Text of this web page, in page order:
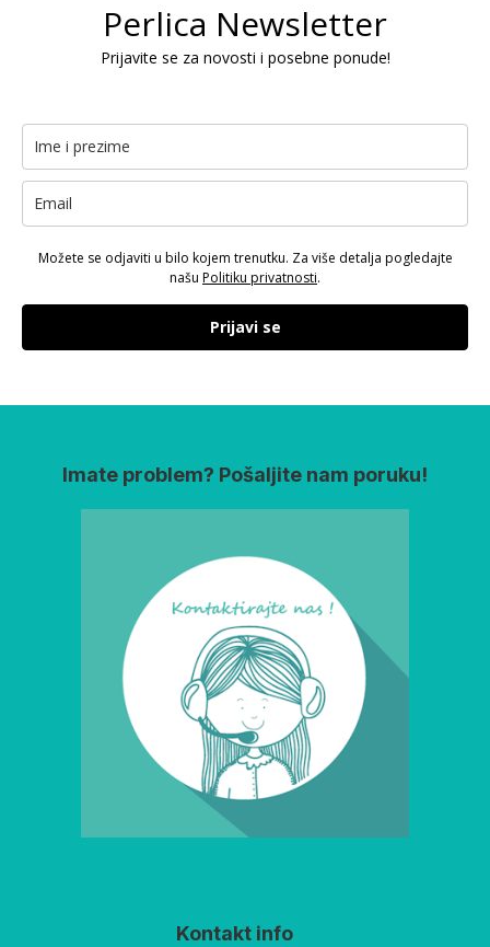
Perlica Newsletter
Prijavite se za novosti i posebne ponude!
Možete se odjaviti u bilo kojem trenutku. Za više detalja pogledajte
našu Politiku privatnosti.
Prijavi se
Imate problem? Pošaljite nam poruku!
Kontakt info